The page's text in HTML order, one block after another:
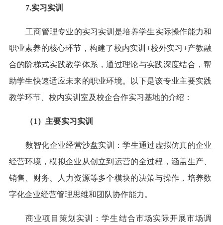
7.实习实训
工商管理专业的实习实训是培养学生实际操作能力和
职业素养的核心环节，构建了校内实训+校外实习+产教融
合的阶梯式实践教学体系，通过理论与实践深度结合，帮
助学生快速适应未来的职业环境。以下是该专业主要实践
教学环节、校内实训室及校企合作实习基地的介绍：
（1）主要实习实训
数智化企业经营沙盘实训：学生通过虚拟仿真的企业
经营环境，模拟企业从创立到运营的全过程，涵盖生产、
销售、财务、人力资源等多个模块的决策与操作，培养数
字化企业经营管理思维和团队协作能力。
商业项目策划实训：学生结合市场实际开展市场调